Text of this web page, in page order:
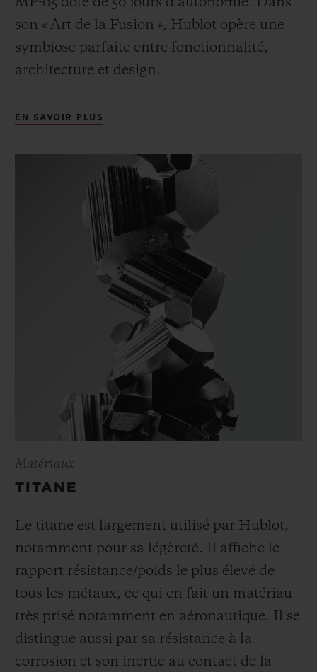
son « Art de la Fusion », Hublot opère une
symbiose parfaite entre fonctionnalité,
architecture et design.
EN SAVOIR PLUS
Matériaux
TITANE
Le titane est largement utilisé par Hublot,
notamment pour sa légèreté. Il affiche le
rapport résistance/poids le plus élevé de
tous les métaux, ce qui en fait un matériau
très prisé notamment en aéronautique. Il se
distingue aussi par sa résistance à la
corrosion et son inertie au contact de la